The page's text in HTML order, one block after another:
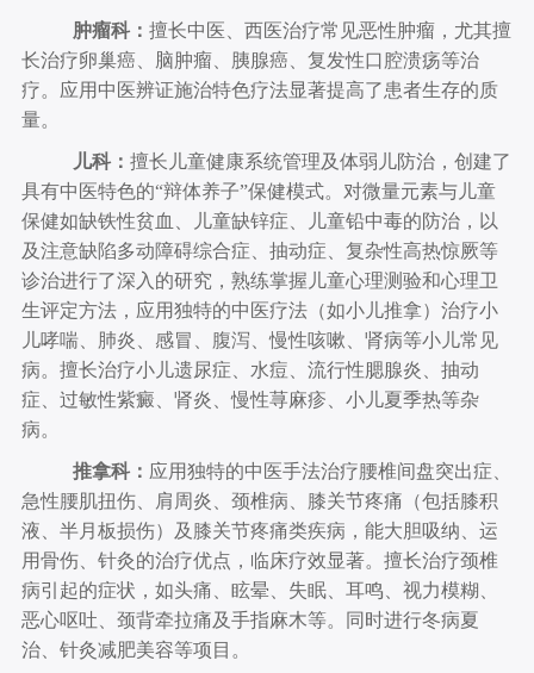
肿瘤科： 擅长中医、西医治疗常见恶性肿瘤，尤其擅
长治疗卵巢癌、脑肿瘤、胰腺癌、复发性口腔溃疡等治
疗。应用中医辨证施治特色疗法显著提高了患者生存的质
量。
儿科： 擅长儿童健康系统管理及体弱儿防治，创建了
具有中医特色的“辩体养子”保健模式。对微量元素与儿童
保健如缺铁性贫血、儿童缺锌症、儿童铅中毒的防治，以
及注意缺陷多动障碍综合症、抽动症、复杂性高热惊厥等
诊治进行了深入的研究，熟练掌握儿童心理测验和心理卫
生评定方法，应用独特的中医疗法（如小儿推拿）治疗小
儿哮喘、肺炎、感冒、腹泻、慢性咳嗽、肾病等小儿常见
病。擅长治疗小儿遗尿症、水痘、流行性腮腺炎、抽动
症、过敏性紫癜、肾炎、慢性荨麻疹、小儿夏季热等杂
病。
推拿科： 应用独特的中医手法治疗腰椎间盘突出症、
急性腰肌扭伤、肩周炎、颈椎病、膝关节疼痛（包括膝积
液、半月板损伤）及膝关节疼痛类疾病，能大胆吸纳、运
用骨伤、针灸的治疗优点，临床疗效显著。擅长治疗颈椎
病引起的症状，如头痛、眩晕、失眠、耳鸣、视力模糊、
恶心呕吐、颈背牵拉痛及手指麻木等。同时进行冬病夏
治、针灸减肥美容等项目。